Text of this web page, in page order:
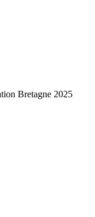
Bretagne 2025